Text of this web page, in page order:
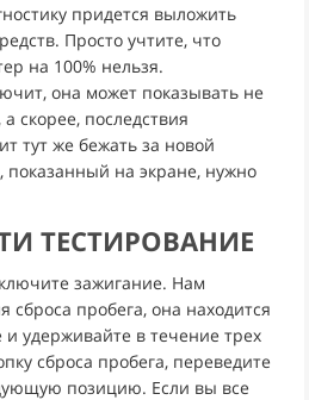
придется выложить
Просто учтите, что
на 100% нельзя.
она может показывать не
скорее, последствия
тут же бежать за новой
показанный на экране, нужно
ТЕСТИРОВАНИЕ
зажигание. Нам
сброса пробега, она находится
удерживайте в течение трех
сброса пробега, переведите
позицию. Если вы все